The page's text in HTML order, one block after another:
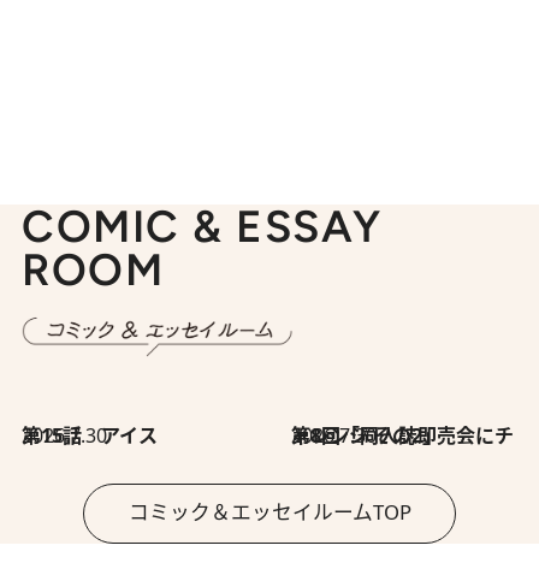
COMIC & ESSAY
ROOM
2026.7.30
第15話 アイス 2026.7.30
第8回「同人誌即売会にチャレンジ その2」
コミック＆エッセイルームTOP